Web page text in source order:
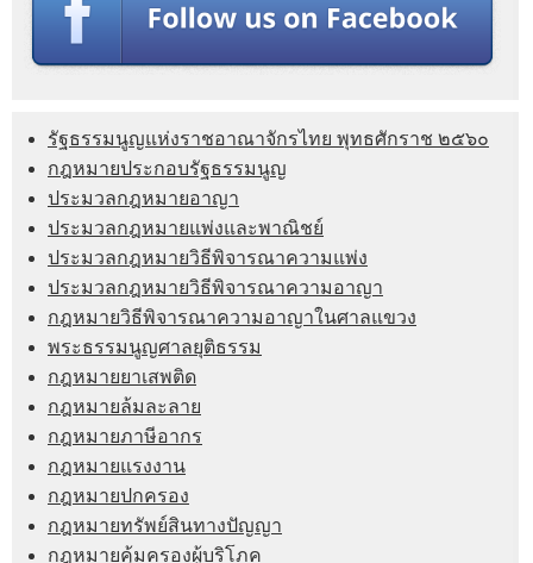
รัฐธรรมนูญแห่งราชอาณาจักรไทย พุทธศักราช ๒๕๖๐
กฎหมายประกอบรัฐธรรมนูญ
ประมวลกฎหมายอาญา
ประมวลกฎหมายแพ่งและพาณิชย์
ประมวลกฎหมายวิธีพิจารณาความแพ่ง
ประมวลกฎหมายวิธีพิจารณาความอาญา
กฎหมายวิธีพิจารณาความอาญาในศาลแขวง
พระธรรมนูญศาลยุติธรรม
กฎหมายยาเสพติด
กฎหมายล้มละลาย
กฎหมายภาษีอากร
กฎหมายแรงงาน
กฎหมายปกครอง
กฎหมายทรัพย์สินทางปัญญา
กฎหมายคุ้มครองผู้บริโภค